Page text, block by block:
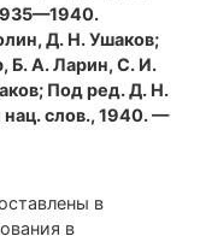
Д. Н. Ушаков;
Б. А. Ларин, С. И.
Под ред. Д. Н.
слов., 1940. —
в
в